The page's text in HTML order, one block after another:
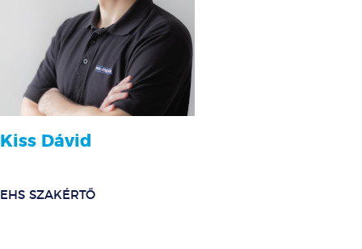
Kiss Dávid
EHS SZAKÉRTŐ